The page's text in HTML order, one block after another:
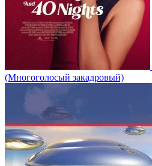
(Многоголосый закадровый)